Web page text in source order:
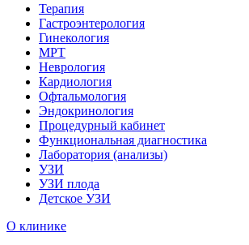
Терапия
Гастроэнтерология
Гинекология
МРТ
Неврология
Кардиология
Офтальмология
Эндокринология
Процедурный кабинет
Функциональная диагностика
Лаборатория (анализы)
УЗИ
УЗИ плода
Детское УЗИ
О клинике